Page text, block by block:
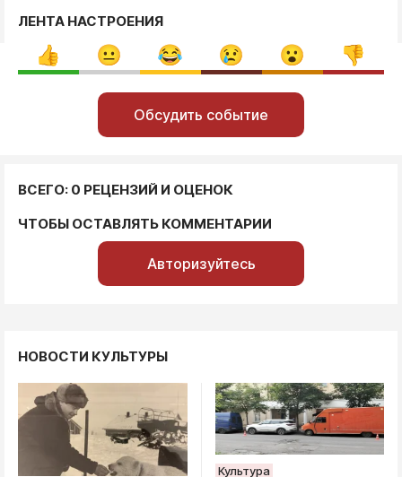
ЛЕНТА НАСТРОЕНИЯ
Обсудить событие
ВСЕГО: 0 РЕЦЕНЗИЙ И ОЦЕНОК
ЧТОБЫ ОСТАВЛЯТЬ КОММЕНТАРИИ
Авторизуйтесь
НОВОСТИ КУЛЬТУРЫ
Культура